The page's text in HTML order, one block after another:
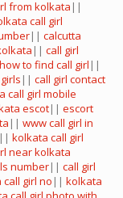
from kolkata ||
call girl
|| calcutta
|| call girl
how to find call girl ||
|| call girl contact
call girl mobile
escot|| escort
|| www call girl in
|| kolkata call girl
near kolkata
number|| call girl
girl no || kolkata